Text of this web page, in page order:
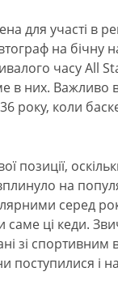
для участі в
на бічну
часу All
в них. Важливо
року, коли
позиції,
на
серед
саме ці кеди.
зі спортивним
і